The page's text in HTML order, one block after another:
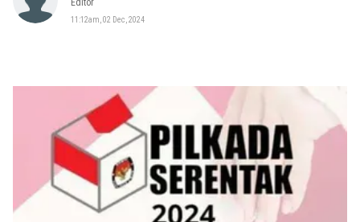
Editor
11:12am, 02 Dec, 2024